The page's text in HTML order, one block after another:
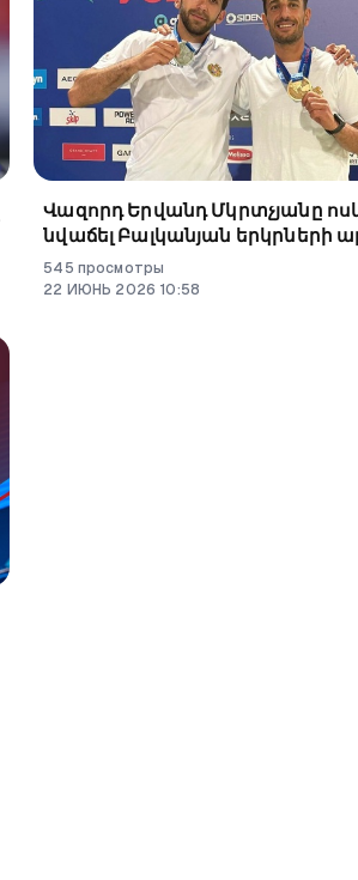
Վազորդ Երվանդ Մկրտչյանը
նվաճել Բալկանյան երկրների
առաջնությունում
545 просмотры
22 ИЮНЬ 2026 10:58